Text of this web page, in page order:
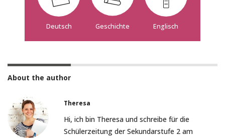
Deutsch Geschichte Englisch
About the author
Theresa
Hi, ich bin Theresa und schreibe für die
Schülerzeitung der Sekundarstufe 2 am